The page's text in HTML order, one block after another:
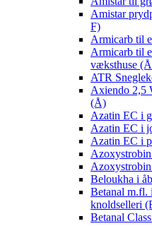
Amistar
F)
Armicarb til
Armicarb til
væksthuse
ATR
Axiendo 2,5
(Å)
Azatin EC i
Azatin EC i
Azatin EC i
Beloukha i
Betanal m.fl.
knoldselleri
Betanal